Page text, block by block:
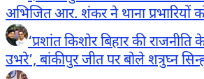
अभिजित आर. शंकर ने थाना प्रभारियों
‘प्रशांत किशोर बिहार की
उभरे’, बांकीपुर जीत पर बोले शत्रुघ्न